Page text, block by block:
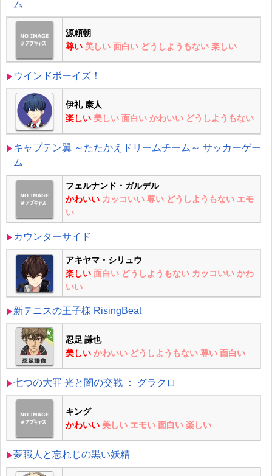
ム
源頼朝
尊い 美しい 面白い どうしようもない 楽しい
ウインドボーイズ！
伊礼 康人
楽しい 美しい 面白い かわいい どうしようもない
キャプテン翼 ～たたかえドリームチーム～ サッカーゲー
ム
フェルナンド・ガルデル
かわいい カッコいい 尊い どうしようもない エモ
い
カウンターサイド
アキヤマ・シリュウ
楽しい 面白い どうしようもない カッコいい かわ
いい
新テニスの王子様 RisingBeat
忍足 謙也
美しい かわいい どうしようもない 尊い 面白い
七つの大罪 光と闇の交戦 ： グラクロ
キング
かわいい 美しい エモい 面白い 楽しい
夢職人と忘れじの黒い妖精